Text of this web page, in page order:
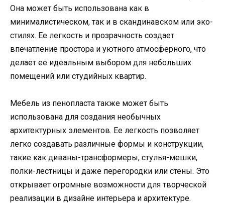
Она может быть использована как в
минималистическом, так и в скандинавском или эко-
стилях. Ее легкость и прозрачность создает
впечатление простора и уютного атмосферного, что
делает ее идеальным выбором для небольших
помещений или студийных квартир.
Мебель из пенопласта также может быть
использована для создания необычных
архитектурных элементов. Ее легкость позволяет
легко создавать различные формы и конструкции,
такие как диваны-трансформеры, стулья-мешки,
полки-лестницы и даже перегородки или стены. Это
открывает огромные возможности для творческой
реализации в дизайне интерьера и архитектуре.